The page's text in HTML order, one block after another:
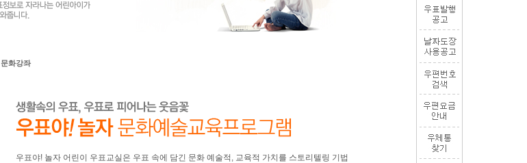
문화강좌
우표야! 놀자 어린이 우표교실은 우표 속에 담긴 문화 예술적, 교육적 가치를 스토리텔링 기법